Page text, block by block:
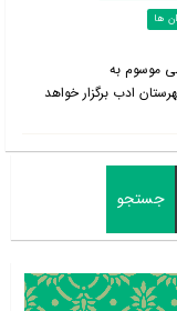
موسوم به
ادب برگزار خواهد